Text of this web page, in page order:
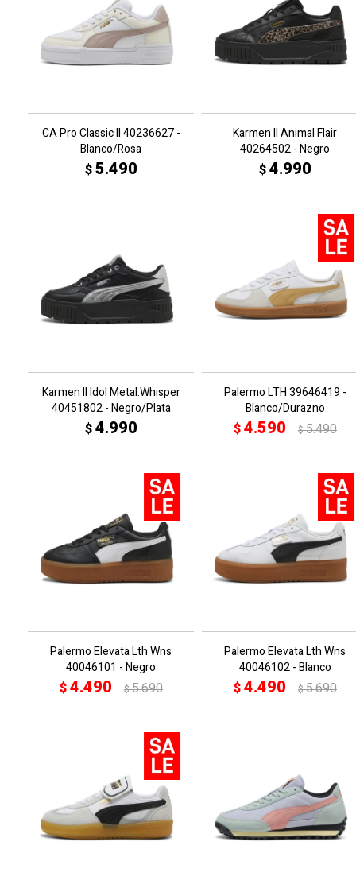
CA Pro Classic II 40236627 -
Blanco/Rosa
$5.490
Karmen II Animal Flair
40264502 - Negro
$4.990
Karmen II Idol Metal.Whisper
40451802 - Negro/Plata
$4.990
Palermo LTH 39646419 -
Blanco/Durazno
$4.590 $5.490
Palermo Elevata Lth Wns
40046101 - Negro
$4.490 $5.690
Palermo Elevata Lth Wns
40046102 - Blanco
$4.490 $5.690